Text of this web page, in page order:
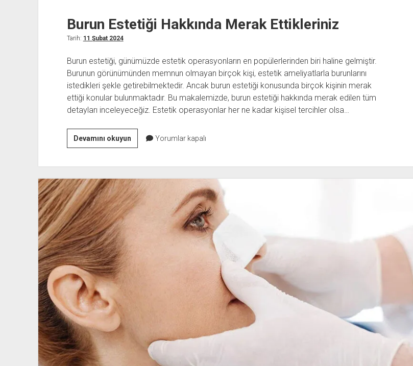
Burun Estetiği Hakkında Merak Ettikleriniz
Tarih: 11 Şubat 2024
Burun estetiği, günümüzde estetik operasyonların en popülerlerinden biri haline gelmiştir.
Burunun görünümünden memnun olmayan birçok kişi, estetik ameliyatlarla burunlarını
istedikleri şekle getirebilmektedir. Ancak burun estetiği konusunda birçok kişinin merak
ettiği konular bulunmaktadır. Bu makalemizde, burun estetiği hakkında merak edilen tüm
detayları inceleyeceğiz. Estetik operasyonlar her ne kadar kişisel tercihler olsa…
Devamını okuyunBurun
Estetiği
Ettikleriniz
Yorumlar kapalı